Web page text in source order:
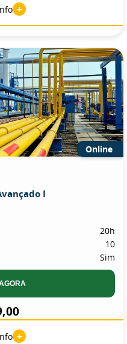
+
Online
I
20h
10
Sim
+